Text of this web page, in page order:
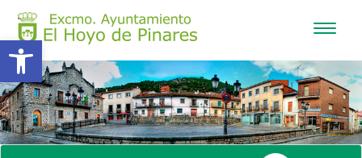
Abrir barra de herramientas
Ocultar